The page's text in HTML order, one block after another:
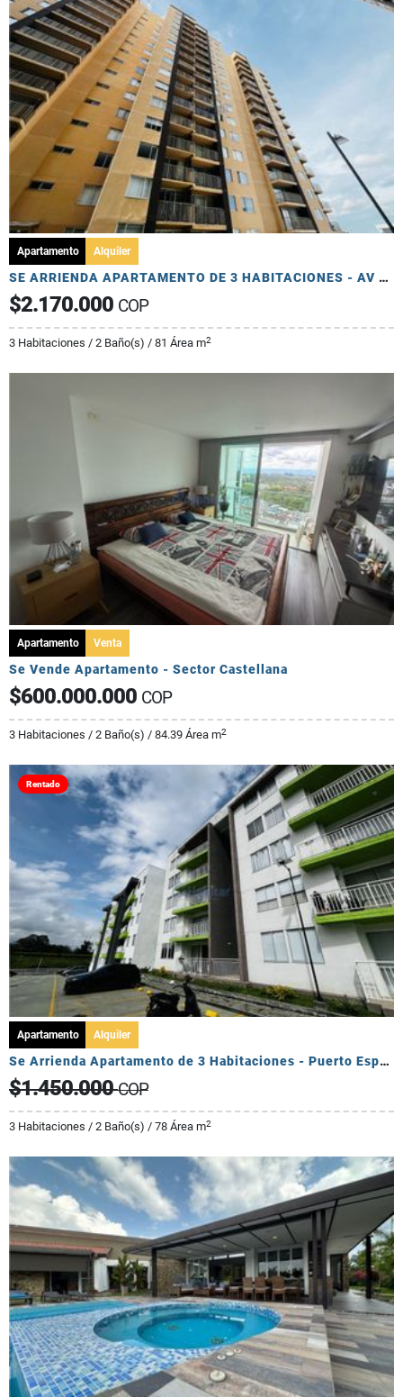
Apartamento Alquiler
SE ARRIENDA APARTAMENTO DE 3 HABITACIONES - AV 19 NORTE
$2.170.000 COP
3 Habitaciones / 2 Baño(s) / 81 Área m2
Apartamento Venta
Se Vende Apartamento - Sector Castellana
$600.000.000 COP
3 Habitaciones / 2 Baño(s) / 84.39 Área m2
Rentado
Apartamento Alquiler
Se Arrienda Apartamento de 3 Habitaciones - Puerto Espejo
$1.450.000COP
3 Habitaciones / 2 Baño(s) / 78 Área m2